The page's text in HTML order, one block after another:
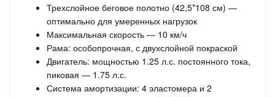
Трехслойное беговое полотно (42,5*108 см) —
оптимально для умеренных нагрузок
Максимальная скорость — 10 км/ч
Рама: особопрочная, с двухслойной покраской
Двигатель: мощностью 1.25 л.с. постоянного тока,
пиковая — 1.75 л.с.
Система амортизации: 4 эластомера и 2